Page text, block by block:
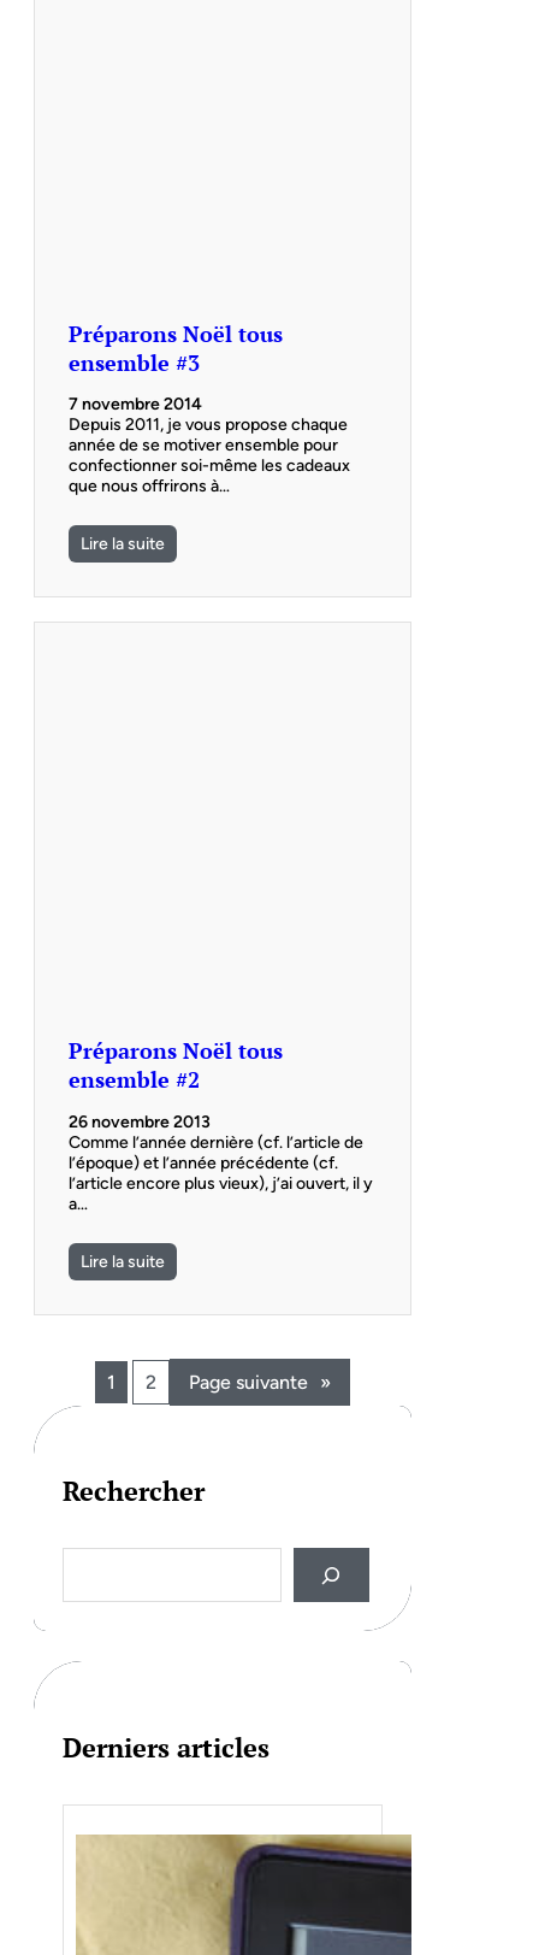
Préparons Noël tous
ensemble #3
7 novembre 2014
Depuis 2011, je vous propose chaque
année de se motiver ensemble pour
confectionner soi-même les cadeaux
que nous offrirons à…
Lire la suite
Préparons Noël tous
ensemble #2
26 novembre 2013
Comme l’année dernière (cf. l’article de
l’époque) et l’année précédente (cf.
l’article encore plus vieux), j’ai ouvert, il y
a…
Lire la suite
1 2 Page suivante »
Rechercher
a
h
Derniers articles